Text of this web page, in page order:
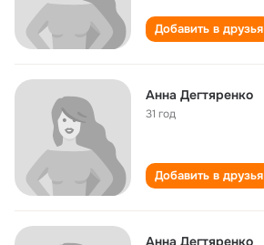
Добавить в друзья
Анна Дегтяренко
31 год
Добавить в друзья
Анна Дегтяренко